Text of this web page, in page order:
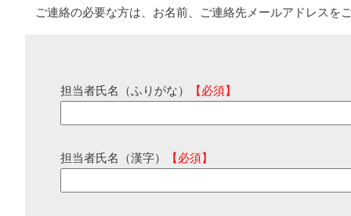
ご連絡の必要な方は、お名前、ご連絡先メールアドレスを
担当者氏名（ふりがな） 【必須】
担当者氏名（漢字） 【必須】